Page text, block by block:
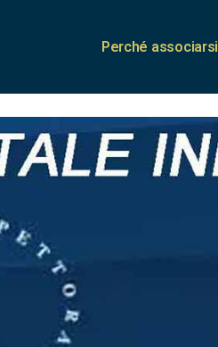
Perché associarsi